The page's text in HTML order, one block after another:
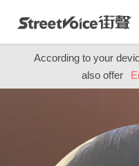
According to your
also offer